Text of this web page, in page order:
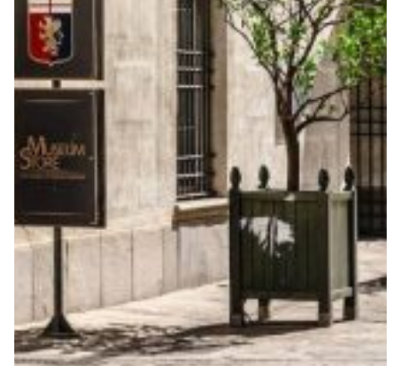
Robe di Kappa x Genoa
Vintage Collection
Kids
Accessori
Party
Outlet